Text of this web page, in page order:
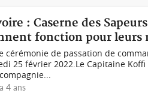
: Caserne des
fonction pour leurs
cérémonie de passation de
25 février 2022.Le Capitaine
4 ans